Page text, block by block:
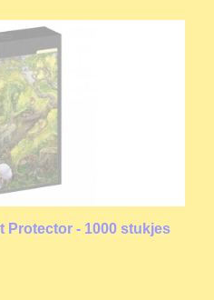
Protector - 1000 stukjes